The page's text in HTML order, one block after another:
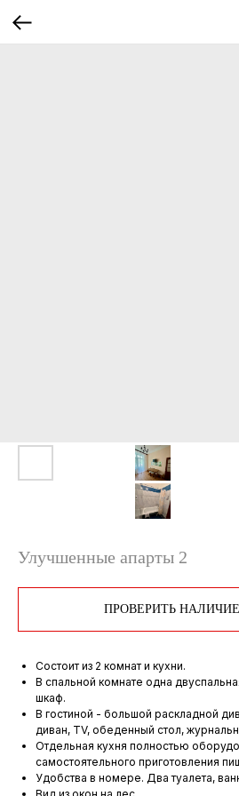
Улучшенные апарты 2
ПРОВЕРИТЬ
Состоит из 2 комнат и кухни.
В спальной комнате одна
В гостиной - большой раскладной
диван, TV, обеденный стол,
Отдельная кухня полностью
самостоятельного
Удобства в номере. Два туалета,